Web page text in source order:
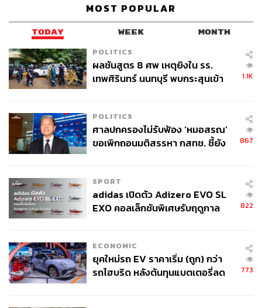
อันดับ 2 ร้อยละ 20.69 จัดให้มีสวัสดิการด้านการศึกษา
อย่างครอบคลุมทุกพื้นที่ทั้งในเมืองและนอกเมือง
อันดับ 3 ร้อยละ 10.97 ปฏิรูปการจัดสรรงบประมาณให้
แก่โรงเรียนตามความจำเป็นที่แท้จริง
เหลือด้านการศึกษา
อันดับ 1 ร้อยละ 34.89 คือกลุ่มการศึกษาภาคบังคับ
อันดับ 2 ร้อยละ 31.68 กลุ่มเยาวชนและแรงงานนอก
ระบบที่ไม่ได้รับการศึกษา
อันดับ 3 ร้อยละ 19.54 กลุ่มปฐมวัยระดับเตรียมอนุบาล
ถึงอนุบาล อายุ 2-5 ปี
MOST POPULAR
TODAY WEEK MONTH
POLITICS
ผลชันสูตร 8 ศพ เหตุยิงใน รร.
เทพศิรินทร์ นนทบุรี พบกระสุนเข้า
1.1K
POLITICS
ศาลปกครองไม่รับฟ้อง ‘หมอสรณ’
ขอเพิกถอนมติสรรหา กสทช. ชี้ยัง
867
SPORT
adidas เปิดตัว Adizero EVO SL
EXO คอลเล็กชันพิเศษรับฤดูกาล
822
ECONOMIC
ยุคใหม่รถ EV ราคาเริ่ม (ถูก) กว่า
รถไฮบริด หลังต้นทุนแบตเตอรี่ลด
773